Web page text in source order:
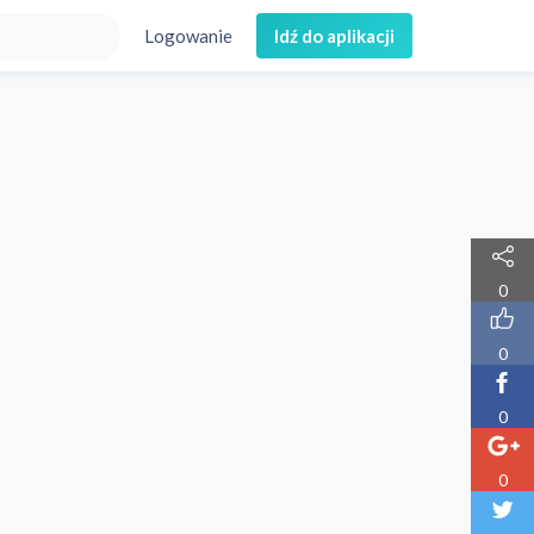
Logowanie Idź do aplikacji
0
0
0
0